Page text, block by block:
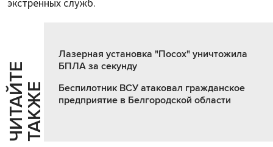
экстренных служб.
Ч
И
Т
АЙ
Т
Е
Т
А
К
ЖЕ
Лазерная установка "Посох" уничтожила
БПЛА за секунду
Беспилотник ВСУ атаковал гражданское
предприятие в Белгородской области